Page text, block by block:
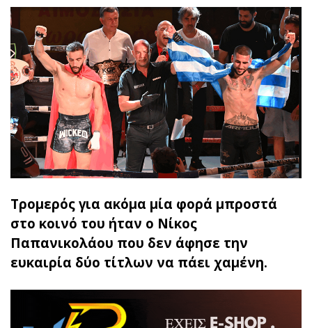
Τρομερός για ακόμα μία φορά μπροστά
στο κοινό του ήταν ο Νίκος
Παπανικολάου που δεν άφησε την
ευκαιρία δύο τίτλων να πάει χαμένη.